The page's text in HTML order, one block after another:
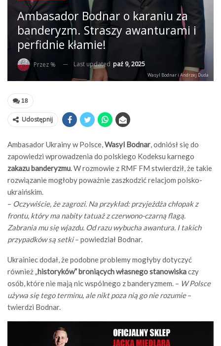
Ambasador Bodnar o karaniu za
banderyzm. Straszy awanturami i
perfidnie kłamie!
Przez % Last updated paź 9, 2025
Wasyl Bodnar i Andrzej Duda
18
Udostępnij
Ambasador Ukrainy w Polsce,Wasyl Bodnar, odniósł się do
zapowiedzi wprowadzenia do polskiego Kodeksu karnego
zakazu banderyzmu. W rozmowie z RMF FM stwierdził, że takie
rozwiązanie mogłoby poważnie zaszkodzić relacjom polsko-
ukraińskim.
– Oczywiście, że zagrozi. Na przykład: przyjeżdża chłopak z
frontu, który ma nabity tatuaż z czerwono-czarną flagą.
Zabrania mu się wjazdu. Od razu wybucha awantura. I takich
przypadków są setki– powiedział Bodnar.
Ukrainiec dodał, że podobne problemy mogłyby dotyczyć
również „historyków” broniących własnego stanowiskaczy
osób, które nie mają nic wspólnego z banderyzmem. – W Polsce
używa się tego terminu, ale nikt poza nią go nie rozumie–
twierdzi Bodnar.